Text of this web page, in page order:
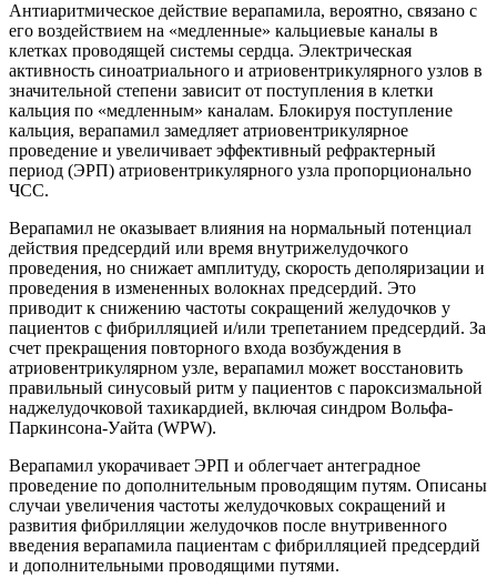
Антиаритмическое действие верапамила, вероятно, связано с
его воздействием на «медленные» кальциевые каналы в
клетках проводящей системы сердца. Электрическая
активность синоатриального и атриовентрикулярного узлов в
значительной степени зависит от поступления в клетки
кальция по «медленным» каналам. Блокируя поступление
кальция, верапамил замедляет атриовентрикулярное
проведение и увеличивает эффективный рефрактерный
период (ЭРП) атриовентрикулярного узла пропорционально
ЧСС.
Верапамил не оказывает влияния на нормальный потенциал
действия предсердий или время внутрижелудочкого
проведения, но снижает амплитуду, скорость деполяризации и
проведения в измененных волокнах предсердий. Это
приводит к снижению частоты сокращений желудочков у
пациентов с фибрилляцией и/или трепетанием предсердий. За
счет прекращения повторного входа возбуждения в
атриовентрикулярном узле, верапамил может восстановить
правильный синусовый ритм у пациентов с пароксизмальной
наджелудочковой тахикардией, включая синдром Вольфа-
Паркинсона‑Уайта (WPW).
Верапамил укорачивает ЭРП и облегчает антеградное
проведение по дополнительным проводящим путям. Описаны
случаи увеличения частоты желудочковых сокращений и
развития фибрилляции желудочков после внутривенного
введения верапамила пациентам с фибрилляцией предсердий
и дополнительными проводящими путями.